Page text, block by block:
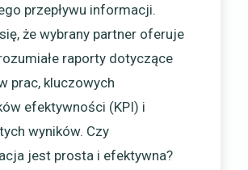
przepływu informacji.
że wybrany partner oferuje
raporty dotyczące
prac, kluczowych
efektywności (KPI) i
wyników. Czy
jest prosta i efektywna?